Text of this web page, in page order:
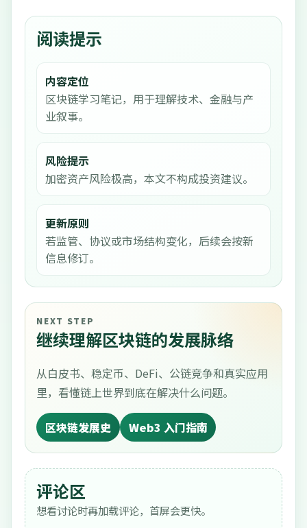
阅读提示
内容定位
区块链学习笔记，用于理解技术、金融与产
业叙事。
风险提示
加密资产风险极高，本文不构成投资建议。
更新原则
若监管、协议或市场结构变化，后续会按新
信息修订。
NEXT STEP
继续理解区块链的发展脉络
从白皮书、稳定币、DeFi、公链竞争和真实应用
里，看懂链上世界到底在解决什么问题。
区块链发展史 Web3 入门指南
评论区
想看讨论时再加载评论，首屏会更快。